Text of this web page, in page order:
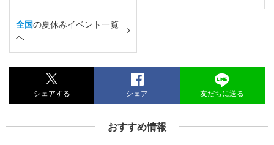
全国の夏休みイベント一覧
へ
シェアする シェア 友だちに送る
おすすめ情報